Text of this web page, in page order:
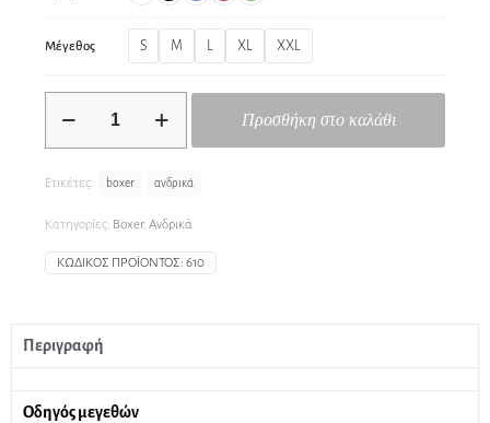
Μέγεθος S M L XL XXL
Προσθήκη στο καλάθι
Ετικέτες: boxer ανδρικά
Κατηγορίες: Boxer, Ανδρικά
ΚΩΔΙΚΌΣ ΠΡΟΪΌΝΤΟΣ: 610
Περιγραφή
Οδηγός μεγεθών